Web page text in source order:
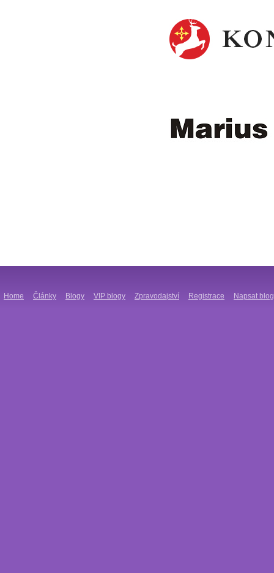
Home Články Blogy VIP blogy Zpravodajství Registrace Napsat blog